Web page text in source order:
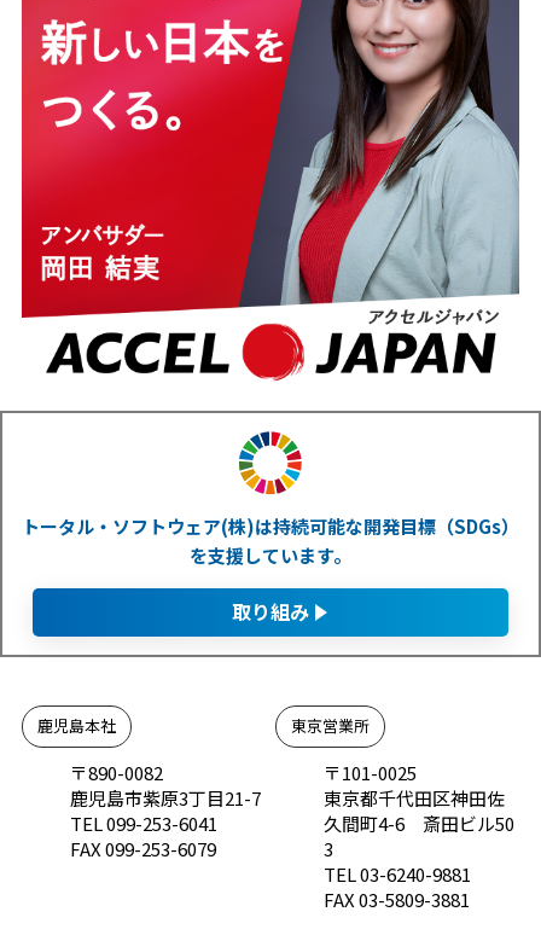
トータル・ソフトウェア(株)は持続可能な開発目標（SDGs）
を支援しています。
取り組み
鹿児島本社
〒890-0082
鹿児島市紫原3丁目21-7
TEL 099-253-6041
FAX 099-253-6079
東京営業所
〒101-0025
東京都千代田区神田佐
久間町4-6 斎田ビル50
3
TEL 03-6240-9881
FAX 03-5809-3881